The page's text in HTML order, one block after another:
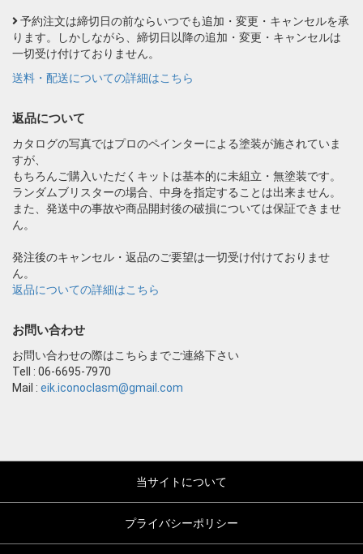
予約注文は締切日の前ならいつでも追加・変更・キャンセルを承
ります。しかしながら、締切日以降の追加・変更・キャンセルは
一切受け付けておりません。
送料・配送についての詳細はこちら
返品について
カタログの写真ではプロのペインターによる塗装が施されていま
すが、
もちろんご購入いただくキットは基本的に未組立・無塗装です。
ランダムブリスターの場合、中身を指定することは出来ません。
また、発送中の事故や商品開封後の破損については保証できませ
ん。
発注後のキャンセル・返品のご要望は一切受け付けておりませ
ん。
返品についての詳細はこちら
お問い合わせ
お問い合わせの際はこちらまでご連絡下さい
Tell : 06-6695-7970
Mail : eik.iconoclasm@gmail.com
当サイトについて
プライバシーポリシー